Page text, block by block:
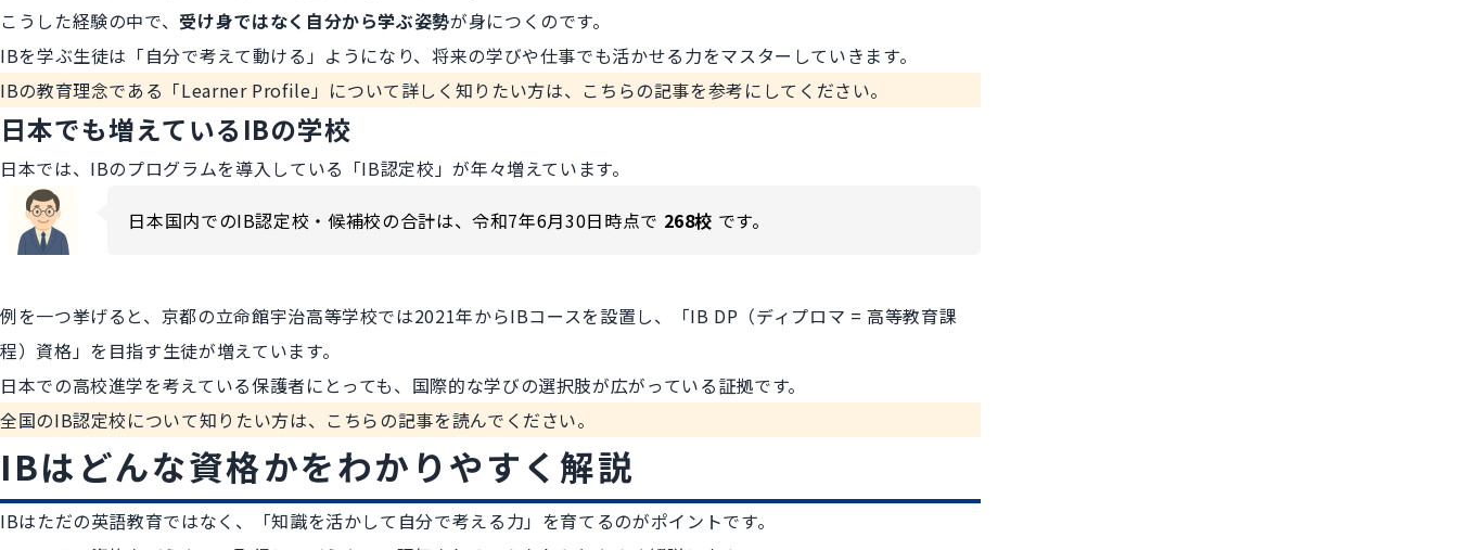
こうした経験の中で、 受け身ではなく自分から学ぶ姿勢が身につくのです。
IBを学ぶ生徒は「自分で考えて動ける」ようになり、将来の学びや仕事でも活かせる力をマスターしていきます。
IBの教育理念である「Learner Profile」について詳しく知りたい方は、 こちらの記事を参考にしてください。
日本でも増えているIBの学校
日本では、IBのプログラムを導入している「IB認定校」が年々増えています。
日本国内でのIB認定校・候補校の合計は、令和7年6月30日時点で 268校 です。
例を一つ挙げると、京都の立命館宇治高等学校では2021年からIBコースを設置し、「IB DP（ディプロマ = 高等教育課
程）資格」を目指す生徒が増えています。
日本での高校進学を考えている保護者にとっても、国際的な学びの選択肢が広がっている証拠です。
全国のIB認定校について知りたい方は、 こちらの記事を読んでください。
IBはどんな資格かをわかりやすく解説
IBはただの英語教育ではなく、「知識を活かして自分で考える力」を育てるのがポイントです。